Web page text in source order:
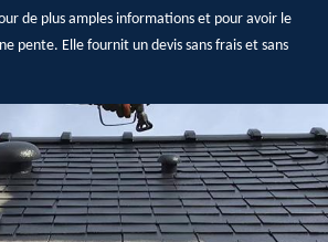
de plus amples informations et pour avoir le
pente. Elle fournit un devis sans frais et sans